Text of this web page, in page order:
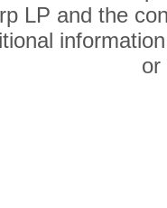
LP and the
or